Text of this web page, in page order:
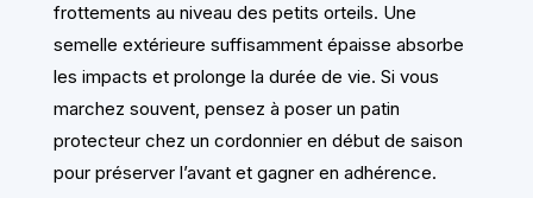
frottements au niveau des petits orteils. Une
semelle extérieure suffisamment épaisse absorbe
les impacts et prolonge la durée de vie. Si vous
marchez souvent, pensez à poser un patin
protecteur chez un cordonnier en début de saison
pour préserver l’avant et gagner en adhérence.